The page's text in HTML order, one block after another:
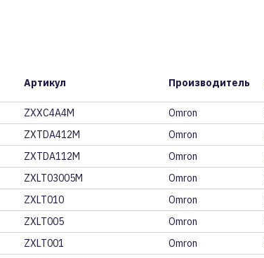
Артикул Производитель
ZXXC4A4M Omron
ZXTDA412M Omron
ZXTDA112M Omron
ZXLT03005M Omron
ZXLT010 Omron
ZXLT005 Omron
ZXLT001 Omron